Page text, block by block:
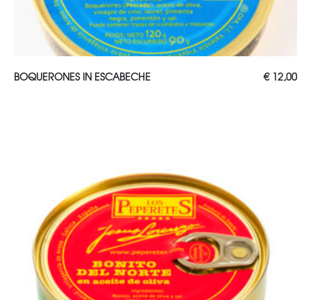
TOEVOEGEN AAN WINKELWAGEN
BOQUERONES IN ESCABECHE €12,00